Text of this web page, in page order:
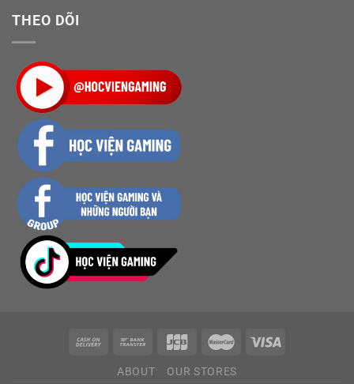
THEO DÕI
ABOUT OUR STORES